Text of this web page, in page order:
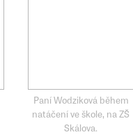
Paní Wodziková během
natáčení ve škole, na ZŠ
Skálova.